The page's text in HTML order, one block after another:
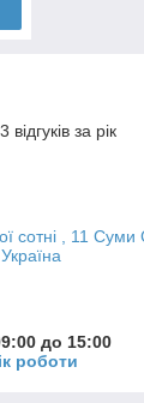
за рік
сотні , 11 Суми
до 15:00
роботи